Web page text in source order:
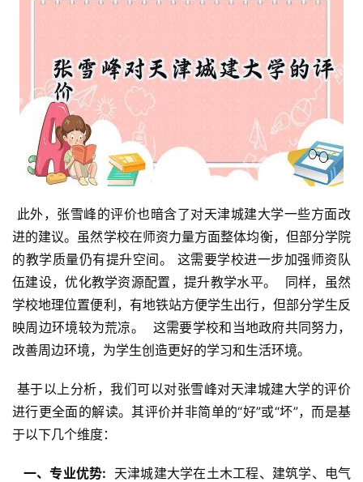
进的建议。虽然学校在师资力量方面整体均衡，但部分学院
的教学质量仍有提升空间。 这需要学校进一步加强师资队
伍建设，优化教学资源配置，提升教学水平。  同样，虽然
学校地理位置便利，有地铁站方便学生出行，但部分学生反
映周边环境较为荒凉。  这需要学校和当地政府共同努力，
改善周边环境，为学生创造更好的学习和生活环境。
进行更全面的解读。其评价并非简单的“好”或“坏”，而是基
于以下几个维度：
  一、专业优势:
天津城建大学在土木工程、建筑学、电气